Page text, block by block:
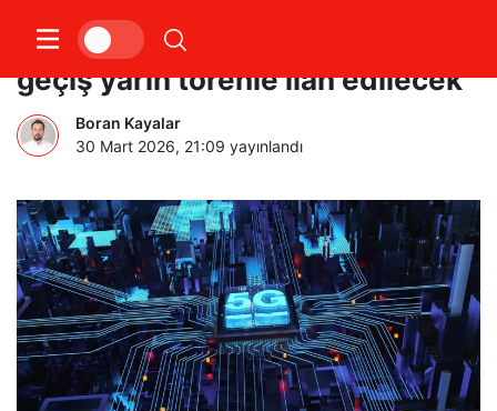
İletişimde yeni dönem: 5G’ye
geçiş yarın törenle ilan edilecek
Boran Kayalar
30 Mart 2026, 21:09 yayınlandı